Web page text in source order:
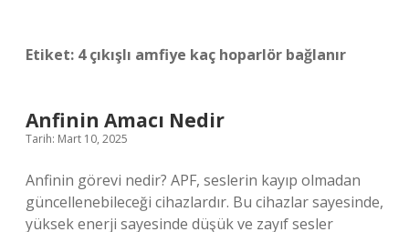
Etiket: 4 çıkışlı amfiye kaç hoparlör bağlanır
Anfinin Amacı Nedir
Tarih: Mart 10, 2025
Anfinin görevi nedir? APF, seslerin kayıp olmadan
güncellenebileceği cihazlardır. Bu cihazlar sayesinde,
yüksek enerji sayesinde düşük ve zayıf sesler